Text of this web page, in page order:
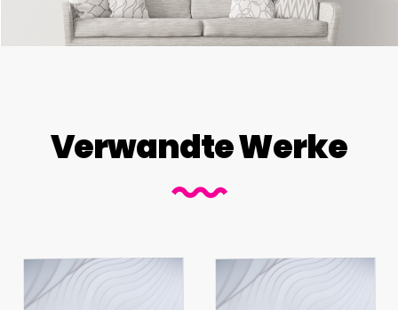
Verwandte Werke